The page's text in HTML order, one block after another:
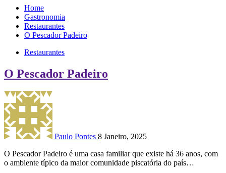
Home
Gastronomia
Restaurantes
O Pescador Padeiro
Restaurantes
O Pescador Padeiro
Paulo Pontes 8 Janeiro, 2025
O Pescador Padeiro é uma casa familiar que existe há 36 anos, com
o ambiente típico da maior comunidade piscatória do país…